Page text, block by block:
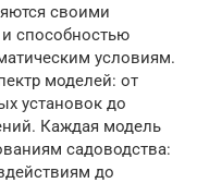
своими
способностью
условиям.
моделей: от
установок до
Каждая модель
садоводства:
до